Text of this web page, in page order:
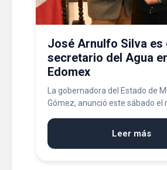
José Arnulfo Silva es
secretario del Agua
Edomex
La gobernadora del Estado de
Gómez, anunció este sábado el
Leer más